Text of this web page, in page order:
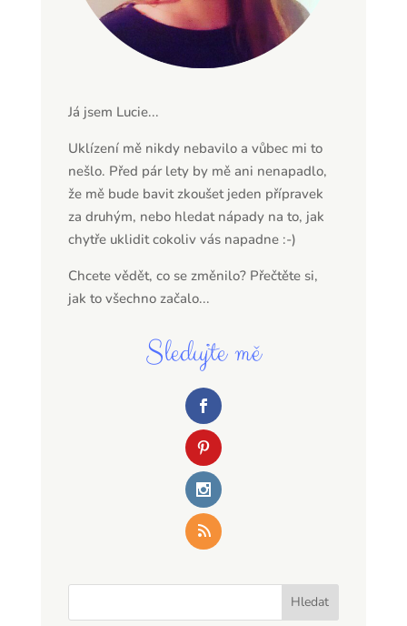
Já jsem Lucie...
Uklízení mě nikdy nebavilo a vůbec mi to
nešlo. Před pár lety by mě ani nenapadlo,
že mě bude bavit zkoušet jeden přípravek
za druhým, nebo hledat nápady na to, jak
chytře uklidit cokoliv vás napadne :-)
Chcete vědět, co se změnilo? Přečtěte si,
jak to všechno začalo...
Sledujte mě